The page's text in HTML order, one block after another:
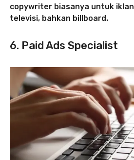
copywriter biasanya untuk
televisi, bahkan billboard.
6. Paid Ads Specialist